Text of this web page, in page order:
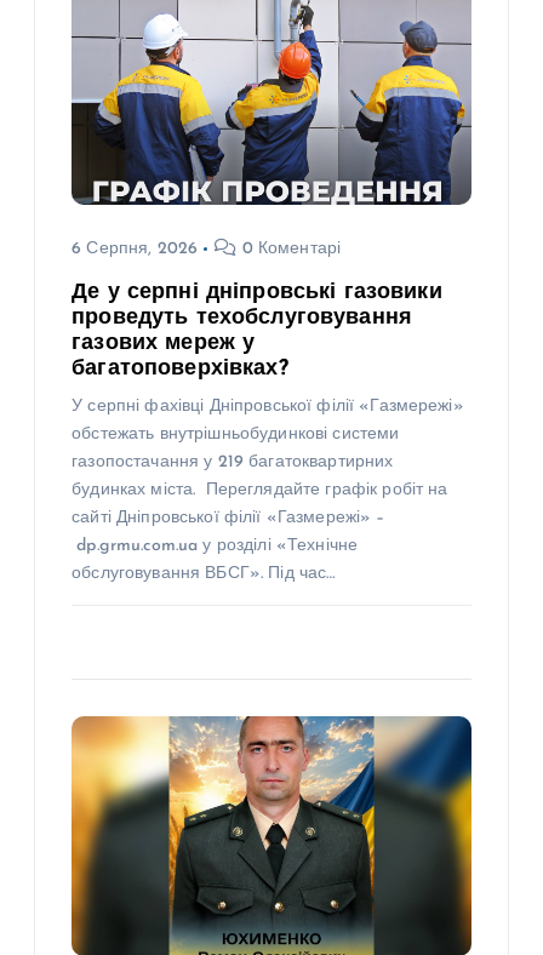
6 Серпня, 2026 0 Коментарі
Де у серпні дніпровські газовики
проведуть техобслуговування
газових мереж у
багатоповерхівках?
У серпні фахівці Дніпровської філії «Газмережі»
обстежать внутрішньобудинкові системи
газопостачання у 219 багатоквартирних
будинках міста. Переглядайте графік робіт на
сайті Дніпровської філії «Газмережі» –
dp.grmu.com.ua у розділі «Технічне
обслуговування ВБСГ». Під час…